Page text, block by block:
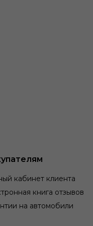
кабинет клиента
книга отзывов
на автомобили